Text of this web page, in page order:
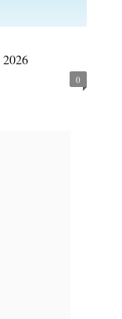
2026
0